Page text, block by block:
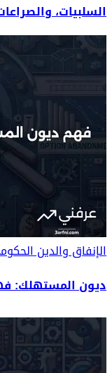
السلبيات،
الإنفاق والدين
ديون المستهلك: